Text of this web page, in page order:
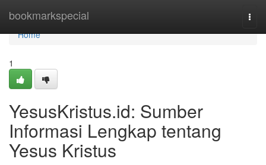
bookmarkspecial
Home
Home
1
YesusKristus.id: Sumber
Informasi Lengkap tentang
Yesus Kristus